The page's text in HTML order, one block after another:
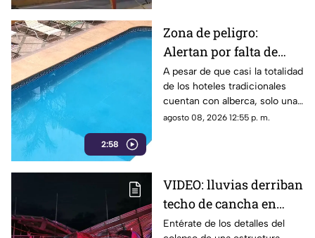
2:58
Zona de peligro:
Alertan por falta de
medidas de seguridad
en albercas de hoteles
tradicionales
A pesar de que casi la totalidad
de los hoteles tradicionales
cuentan con alberca, solo una
mínima parte dispone de
agosto 08, 2026 12:55 p. m.
VIDEO: lluvias derriban
techo de cancha en
Chilpancingo; hubo
Entérate de los detalles del